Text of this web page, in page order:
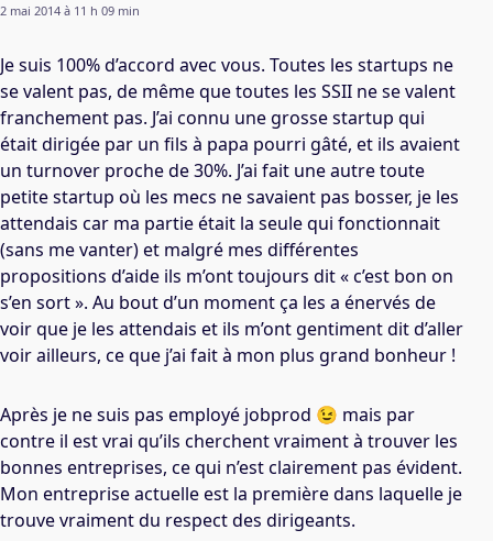
2 mai 2014 à 11 h 09 min
Je suis 100% d’accord avec vous. Toutes les startups ne
se valent pas, de même que toutes les SSII ne se valent
franchement pas. J’ai connu une grosse startup qui
était dirigée par un fils à papa pourri gâté, et ils avaient
un turnover proche de 30%. J’ai fait une autre toute
petite startup où les mecs ne savaient pas bosser, je les
attendais car ma partie était la seule qui fonctionnait
(sans me vanter) et malgré mes différentes
propositions d’aide ils m’ont toujours dit « c’est bon on
s’en sort ». Au bout d’un moment ça les a énervés de
voir que je les attendais et ils m’ont gentiment dit d’aller
voir ailleurs, ce que j’ai fait à mon plus grand bonheur !
Après je ne suis pas employé jobprod 😉 mais par
contre il est vrai qu’ils cherchent vraiment à trouver les
bonnes entreprises, ce qui n’est clairement pas évident.
Mon entreprise actuelle est la première dans laquelle je
trouve vraiment du respect des dirigeants.